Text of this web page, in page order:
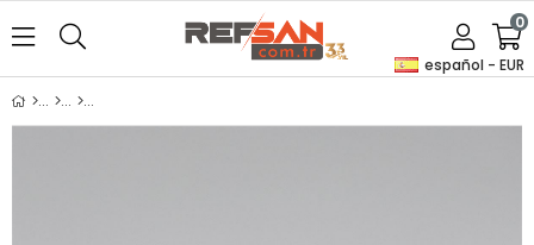
español - EUR
0